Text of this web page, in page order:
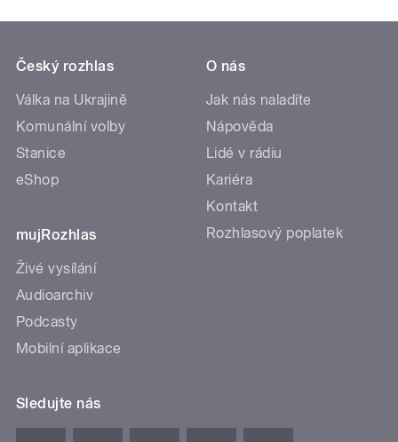
Český rozhlas
Válka na Ukrajině
Komunální volby
Stanice
eShop
mujRozhlas
Živé vysílání
Audioarchiv
Podcasty
Mobilní aplikace
O nás
Jak nás naladíte
Nápověda
Lidé v rádiu
Kariéra
Kontakt
Rozhlasový poplatek
Sledujte nás